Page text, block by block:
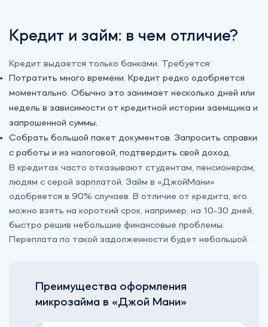
Кредит и займ: в чем отличие?
Кредит выдается только банками. Требуется:
Потратить много времени. Кредит редко одобряется
моментально. Обычно это занимает несколько дней или
недель в зависимости от кредитной истории заемщика и
запрошенной суммы.
Собрать большой пакет документов. Запросить справки
с работы и из налоговой, подтвердить свой доход.
В кредитах часто отказывают студентам, пенсионерам,
людям с ‎серой зарплатой. Займ в «‎ДжойМани»
одобряется в 90% случаев. В отличие от кредита, его
можно взять на короткий срок, например, на 10-30 дней,
быстро решив небольшие финансовые проблемы.
Переплата по такой задолженности будет небольшой.
Преимущества оформления
микрозайма в «Джой Мани»